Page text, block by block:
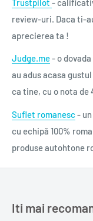
Trustpilot -
review-uri. Daca ti-
aprecierea ta !
Judge.me- o
au adus acasa
ca tine, cu o nota de
Suflet romanesc-
cu echipă 100%
produse autohtone
Iti mai